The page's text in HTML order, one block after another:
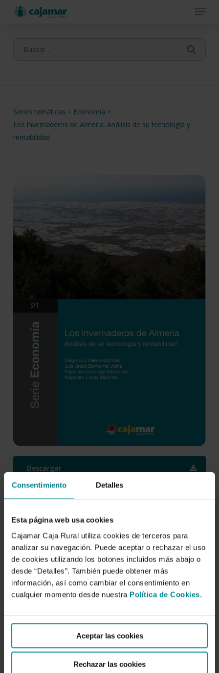
Consentimiento Detalles
Esta página web usa cookies
Cajamar Caja Rural utiliza cookies de terceros para
analizar su navegación. Puede aceptar o rechazar el uso
de cookies utilizando los botones incluidos más abajo o
desde “Detalles”. También puede obtener más
información, así como cambiar el consentimiento en
cualquier momento desde nuestra Política de Cookies.
Aceptar las cookies
Rechazar las cookies
Menu
Series temáticas > Economia >
Los invernaderos de Almería. Análisis de su tecnología y
rentabilidad
Descargar
Almería. Análisis de su
tecnología y rentabilidad
Autor/es:
Alejandro López Martínez,Diego Luis Valera Martínez,
Francisco Domingo Molina Aiz,Luis Jesús Belmonte Ureña
ISBN: